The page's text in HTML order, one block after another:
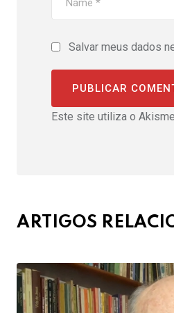
Salvar meus dados
Este site utiliza o
ARTIGOS